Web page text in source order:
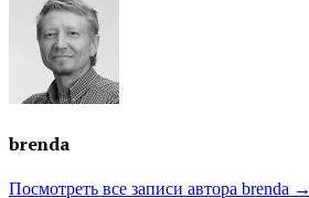
brenda
Посмотреть все записи автора brenda →